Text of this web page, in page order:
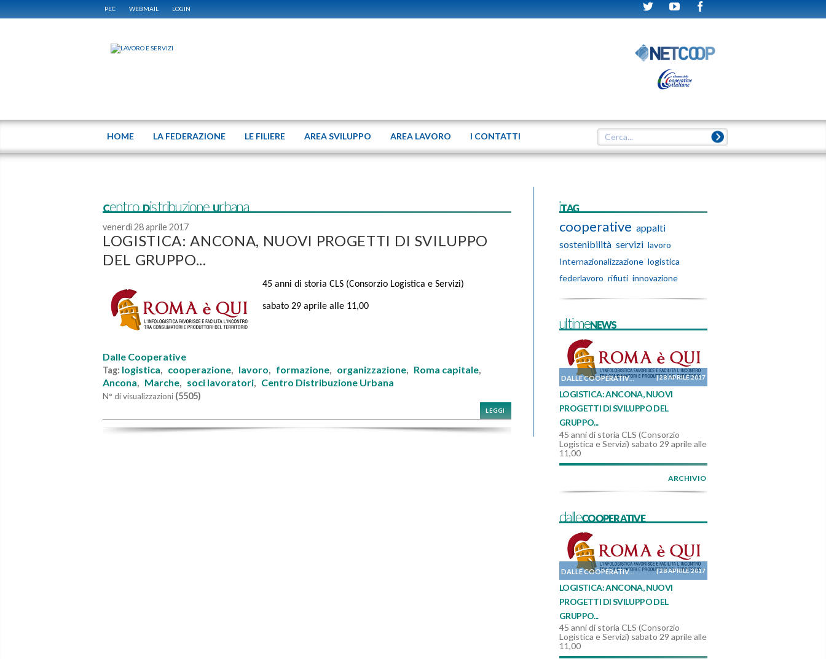
PEC WEBMAIL LOGIN
HOME LA FEDERAZIONE LE FILIERE AREA SVILUPPO AREA LAVORO I CONTATTI
Centro Distribuzione Urbana
venerdì 28 aprile 2017
LOGISTICA: ANCONA, NUOVI PROGETTI DI SVILUPPO
DEL GRUPPO...
45 anni di storia CLS (Consorzio Logistica e Servizi)
sabato 29 aprile alle 11,00
Dalle Cooperative
Tag: logistica, cooperazione, lavoro, formazione, organizzazione, Roma capitale,
Ancona, Marche, soci lavoratori, Centro Distribuzione Urbana
N° di visualizzazioni (5505)
LEGGI
iTAG
cooperative appalti
sostenibilità servizi lavoro
Internazionalizzazione logistica
federlavoro rifiuti innovazione
ultimeNEWS
DALLE COOPERATIVE |28 APRILE 2017
LOGISTICA: ANCONA, NUOVI
PROGETTI DI SVILUPPO DEL
GRUPPO...
45 anni di storia CLS (Consorzio
Logistica e Servizi) sabato 29 aprile alle
11,00
ARCHIVIO
dalleCOOPERATIVE
DALLE COOPERATIVE |28 APRILE 2017
LOGISTICA: ANCONA, NUOVI
PROGETTI DI SVILUPPO DEL
GRUPPO...
45 anni di storia CLS (Consorzio
Logistica e Servizi) sabato 29 aprile alle
11,00